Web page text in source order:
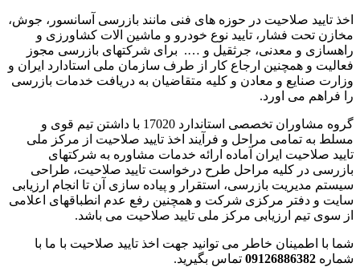
اخذ تایید صلاحیت در حوزه های فنی مانند بازرسی آسانسور، جوش،
مخازن تحت فشار، تایید نوع خودرو و ماشین الات کشاورزی و
راهسازی و معدنی، جرثقیل و …. برای شرکتهای بازرسی مجوز
فعالیت و همچنین ارجاع کار از طرف سازمان ملی استادارد ایران و
وزارت صنایع و معادن و کلیه متقاضیان به دریافت خدمات بازرسی
را فراهم می اورد.
گروه مشاوران تخصصی استاندارد 17020 با داشتن تیم قوی و
مسلط به تمامی مراحل و فرآیند اخذ تایید صلاحیت از مرکز ملی
تایید صلاحیت ایران آماده ارائه خدمات مشاوره به شرکتهای
بازرسی در کلیه مراحل طرح درخواست تایید صلاحیت، طراحی
سیستم مدیریت بازرسی، استقرار و پیاده سازی آن تا انجام ارزیابی
سایت و دفتر مرکزی شرکت و همچنین رفع عدم انطباقهای اعلامی
از سوی تیم ارزیابی مرکز ملی تایید صلاحیت می باشد.
شما با اطمینان خاطر می توانید جهت اخذ تایید صلاحیت با ما با
شماره 09126886382 تماس بگیرید.